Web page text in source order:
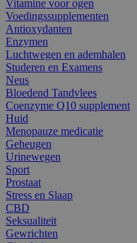
Vitamine voor ogen
Voedingssupplementen
Antioxydanten
Enzymen
Luchtwegen en ademhalen
Studeren en Examens
Neus
Bloedend Tandvlees
Coenzyme Q10 supplement
Huid
Menopauze medicatie
Geheugen
Urinewegen
Sport
Prostaat
Stress en Slaap
CBD
Seksualiteit
Gewrichten